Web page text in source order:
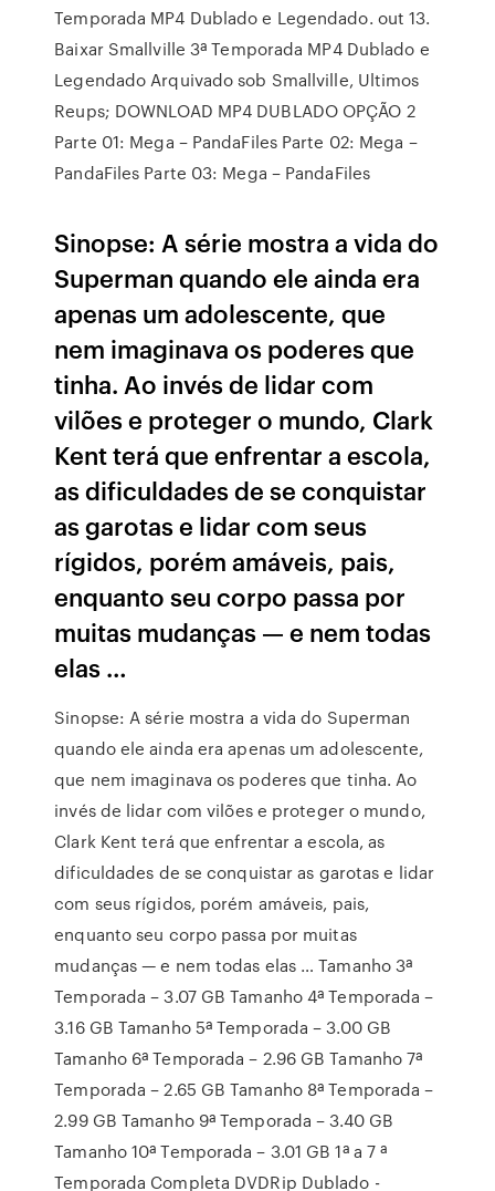
Temporada MP4 Dublado e Legendado. out 13.
Baixar Smallville 3ª Temporada MP4 Dublado e
Legendado Arquivado sob Smallville, Ultimos
Reups; DOWNLOAD MP4 DUBLADO OPÇÃO 2
Parte 01: Mega – PandaFiles Parte 02: Mega –
PandaFiles Parte 03: Mega – PandaFiles
Sinopse: A série mostra a vida do
Superman quando ele ainda era
apenas um adolescente, que
nem imaginava os poderes que
tinha. Ao invés de lidar com
vilões e proteger o mundo, Clark
Kent terá que enfrentar a escola,
as dificuldades de se conquistar
as garotas e lidar com seus
rígidos, porém amáveis, pais,
enquanto seu corpo passa por
muitas mudanças — e nem todas
elas …
Sinopse: A série mostra a vida do Superman
quando ele ainda era apenas um adolescente,
que nem imaginava os poderes que tinha. Ao
invés de lidar com vilões e proteger o mundo,
Clark Kent terá que enfrentar a escola, as
dificuldades de se conquistar as garotas e lidar
com seus rígidos, porém amáveis, pais,
enquanto seu corpo passa por muitas
mudanças — e nem todas elas … Tamanho 3ª
Temporada – 3.07 GB Tamanho 4ª Temporada –
3.16 GB Tamanho 5ª Temporada – 3.00 GB
Tamanho 6ª Temporada – 2.96 GB Tamanho 7ª
Temporada – 2.65 GB Tamanho 8ª Temporada –
2.99 GB Tamanho 9ª Temporada – 3.40 GB
Tamanho 10ª Temporada – 3.01 GB 1ª a 7 ª
Temporada Completa DVDRip Dublado -